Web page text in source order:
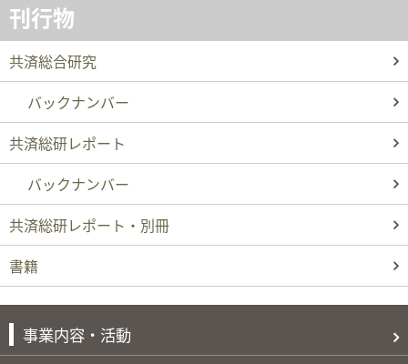
刊行物
共済総合研究
バックナンバー
共済総研レポート
バックナンバー
共済総研レポート・別冊
書籍
事業内容・活動